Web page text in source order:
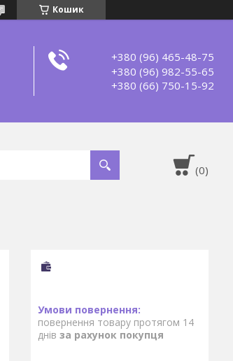
Кошик
+380 (96) 465-48-75
+380 (96) 982-55-65
+380 (66) 750-15-92
повернення товару протягом 14
днів за рахунок покупця